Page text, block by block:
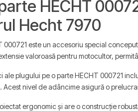
HECHT
Hecht 7970
000721 este un accesoriu special
valoroasă pentru motocultor,
plugului pe o parte HECHT 000721
Acest nivel de adâncime asigură o
ergonomic și are o construcție